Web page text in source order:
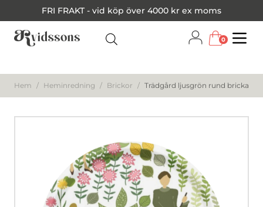
FRI FRAKT - vid köp över 4000 kr ex moms
0
Hem / Heminredning / Brickor / Trädgård ljusgrön rund bricka